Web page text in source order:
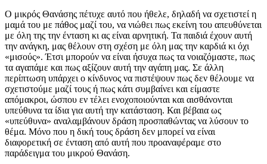
Ο μικρός Θανάσης πέτυχε αυτό που ήθελε, δηλαδή να σχετιστεί η
μαμά του με πάθος μαζί του, να νιώθει πως εκείνη του απευθύνεται
με όλη της την ένταση κι ας είναι αρνητική. Τα παιδιά έχουν αυτή
την ανάγκη, μας θέλουν στη σχέση με όλη μας την καρδιά κι όχι
«μισούς». Έτσι μπορούν να είναι ήσυχα πως τα νοιαζόμαστε, πως
τα αγαπάμε και πως αξίζουν αυτή την αγάπη μας. Σε άλλη
περίπτωση υπάρχει ο κίνδυνος να πιστέψουν πως δεν θέλουμε να
σχετιστούμε μαζί τους ή πως κάτι συμβαίνει και είμαστε
απόμακροι, ώσπου εν τέλει ενοχοποιούνται και αισθάνονται
υπεύθυνα τα ίδια για αυτή την κατάσταση. Και βέβαια ως
«υπεύθυνα» αναλαμβάνουν δράση προσπαθώντας να λύσουν το
θέμα. Μόνο που η δική τους δράση δεν μπορεί να είναι
διαφορετική σε ένταση από αυτή που προαναφέραμε στο
παράδειγμα του μικρού Θανάση.